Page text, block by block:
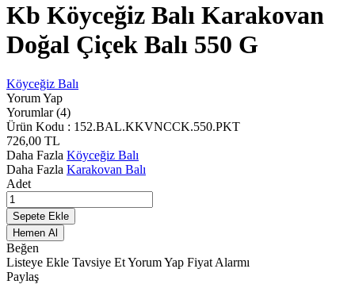
Kb Köyceğiz Balı Karakovan
Doğal Çiçek Balı 550 G
Köyceğiz Balı
Yorum Yap
Yorumlar (4)
Ürün Kodu : 152.BAL.KKVNCCK.550.PKT
726,00 TL
Daha Fazla Köyceğiz Balı
Daha Fazla Karakovan Balı
Adet
Sepete Ekle
Hemen Al
Beğen
Listeye Ekle Tavsiye EtYorum Yap Fiyat Alarmı
Paylaş